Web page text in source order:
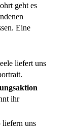
geht es
Eine
liefert uns
ihr
liefern uns